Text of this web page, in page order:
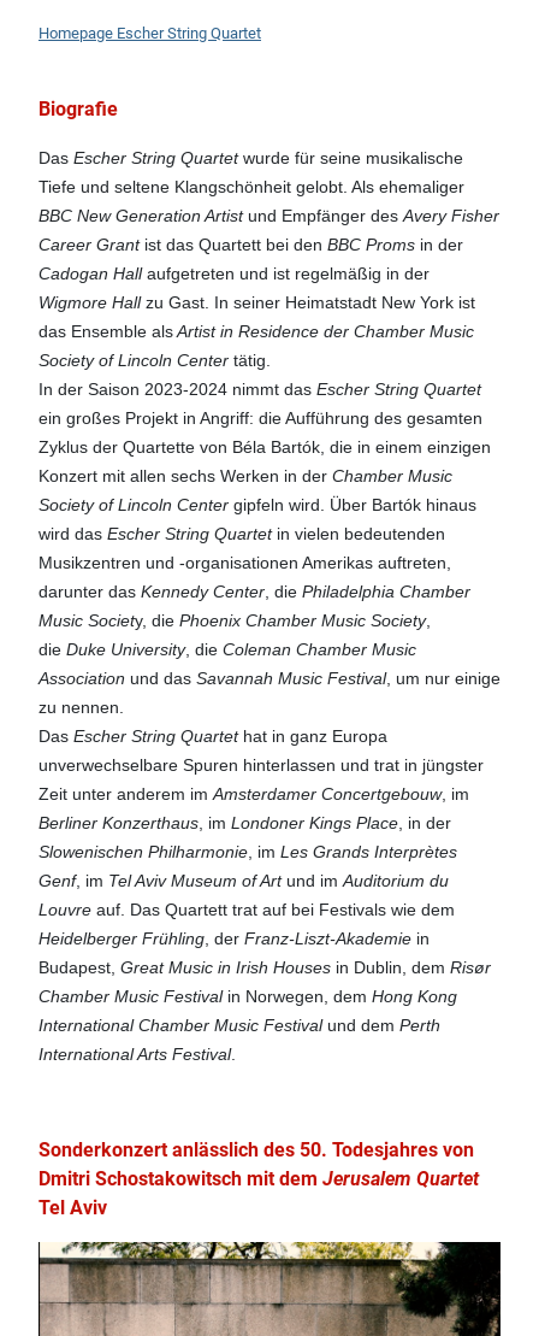
Homepage Escher String Quartet
Biografie
Das Escher String Quartetwurde für seine musikalische
Tiefe und seltene Klangschönheit gelobt. Als ehemaliger
BBC New Generation Artist und Empfänger des Avery Fisher
Career Grant ist das Quartett bei den BBC Proms in der
Cadogan Hallaufgetreten und ist regelmäßig in der
Wigmore Hallzu Gast. In seiner Heimatstadt New York ist
das Ensemble alsArtist in Residence der Chamber Music
Society of Lincoln Center tätig.
In der Saison 2023-2024 nimmt das Escher String Quartet
ein großes Projekt in Angriff: die Aufführung des gesamten
Zyklus der Quartette von Béla Bartók, die in einem einzigen
Konzert mit allen sechs Werken in der Chamber Music
Society of Lincoln Center gipfeln wird. Über Bartók hinaus
wird das Escher String Quartetin vielen bedeutenden
Musikzentren und -organisationen Amerikas auftreten,
darunter das Kennedy Center , die Philadelphia Chamber
Music Society, die Phoenix Chamber Music Society,
die Duke University, die Coleman Chamber Music
Association und das Savannah Music Festival, um nur einige
zu nennen.
Das Escher String Quartethat in ganz Europa
unverwechselbare Spuren hinterlassen und trat in jüngster
Zeit unter anderem im Amsterdamer Concertgebouw, im
Berliner Konzerthaus , im Londoner Kings Place , in der
Slowenischen Philharmonie , im Les Grands Interprètes
Genf, im Tel Aviv Museum of Art und im Auditorium du
Louvre auf. Das Quartett trat auf bei Festivals wie dem
Heidelberger Frühling , der Franz-Liszt-Akademie in
Budapest, Great Music in Irish Houses in Dublin, dem Risør
Chamber Music Festival in Norwegen, dem Hong Kong
International Chamber Music Festivalund dem Perth
International Arts Festival.
Sonderkonzert anlässlich des 50. Todesjahres von
Dmitri Schostakowitsch mit dem Jerusalem Quartet
Tel Aviv